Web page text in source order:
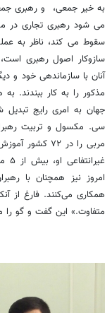
به خیر جمعی، و رهبری
می شود رهبری تجاری در
سقوط می کند، ناظر به
سازوکار اصول رهبری است،
آنان با سازماندهی خود و
مذکور را به کار
جهان به امری رایج
مربی را در ۷۲
امروز نیز همچنان با
همکاری می‌کنند. فارغ از
متفاوت.» این گفت و گو را